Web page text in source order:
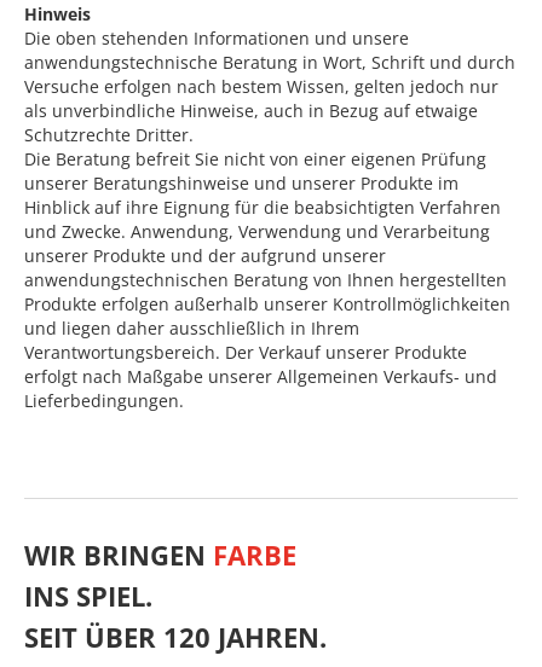
Hinweis
Die oben stehenden Informationen und unsere
anwendungstechnische Beratung in Wort, Schrift und durch
Versuche erfolgen nach bestem Wissen, gelten jedoch nur
als unverbindliche Hinweise, auch in Bezug auf etwaige
Schutzrechte Dritter.
Die Beratung befreit Sie nicht von einer eigenen Prüfung
unserer Beratungshinweise und unserer Produkte im
Hinblick auf ihre Eignung für die beabsichtigten Verfahren
und Zwecke. Anwendung, Verwendung und Verarbeitung
unserer Produkte und der aufgrund unserer
anwendungstechnischen Beratung von Ihnen hergestellten
Produkte erfolgen außerhalb unserer Kontrollmöglichkeiten
und liegen daher ausschließlich in Ihrem
Verantwortungsbereich. Der Verkauf unserer Produkte
erfolgt nach Maßgabe unserer Allgemeinen Verkaufs- und
Lieferbedingungen.
WIR BRINGEN FARBE
INS SPIEL.
SEIT ÜBER 120 JAHREN.